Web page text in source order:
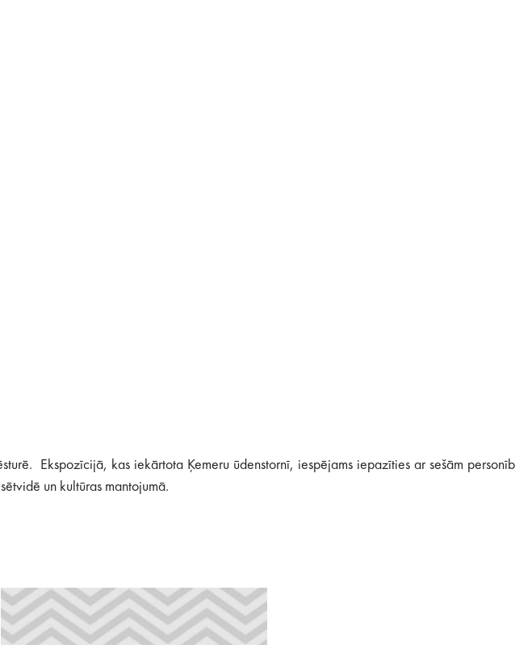
Ekspozīcijā, kas iekārtota Ķemeru ūdenstornī, iespējams iepazīties ar sešām
un kultūras mantojumā.